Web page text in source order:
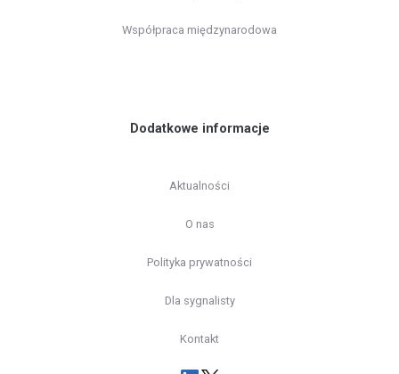
Współpraca międzynarodowa
Dodatkowe informacje
Aktualności
O nas
Polityka prywatności
Dla sygnalisty
Kontakt